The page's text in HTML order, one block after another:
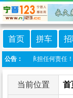
首页 拼车
公告：
123不承担任何责任！
当前位置 首